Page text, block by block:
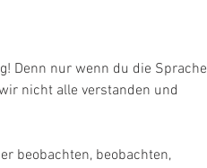
Denn nur wenn du die Sprache
nicht alle verstanden und
beobachten, beobachten,